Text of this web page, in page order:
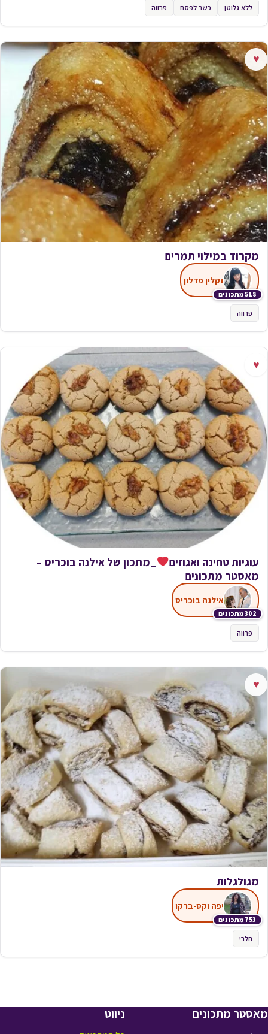
ללא גלוטן כשר לפסח פרווה
♥
מקרוד במילוי תמרים
518 מתכונים
זקלין פדלון
פרווה
♥
עוגיות טחינה ואגוזים
_מתכון של אילנה בוכריס –
מאסטר מתכונים
302 מתכונים
אילנה בוכריס
פרווה
♥
מגולגלות
753 מתכונים
יפה וקס-ברקו
חלבי
מאסטר מתכונים ניווט